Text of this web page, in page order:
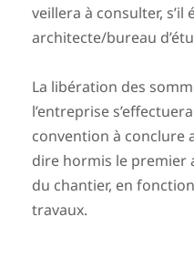
veillera à consulter, s’il
architecte/bureau
La libération des
l’entreprise
convention à conclure
dire hormis le premier
du chantier, en
travaux.